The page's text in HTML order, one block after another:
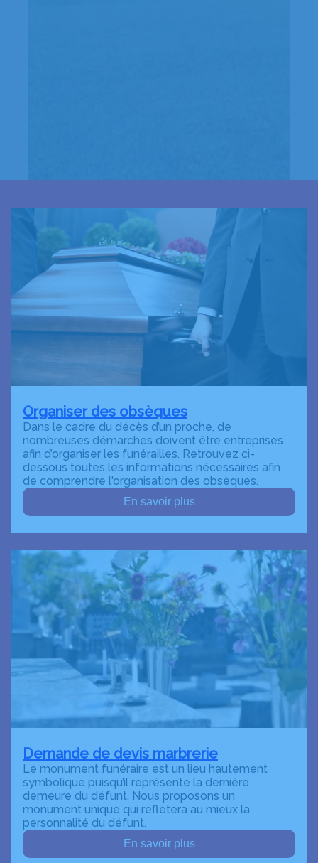
Organiser des obsèques
Dans le cadre du décès d’un proche, de
nombreuses démarches doivent être entreprises
afin d’organiser les funérailles. Retrouvez ci-
dessous toutes les informations nécessaires afin
de comprendre l'organisation des obsèques.
En savoir plus
Demande de devis marbrerie
Le monument funéraire est un lieu hautement
symbolique puisqu’il représente la dernière
demeure du défunt. Nous proposons un
monument unique qui reflétera au mieux la
personnalité du défunt.
En savoir plus